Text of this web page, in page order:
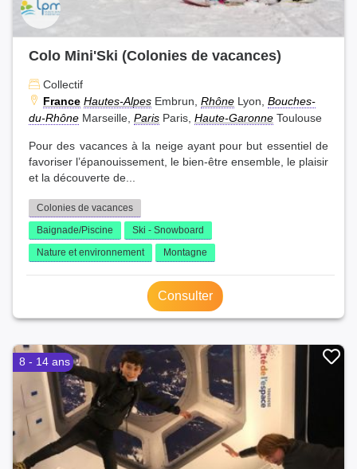
Colo Mini'Ski (Colonies de vacances)
Collectif
France Hautes-Alpes Embrun, Rhône Lyon, Bouches-
du-Rhône Marseille, Paris Paris, Haute-Garonne Toulouse
Pour des vacances à la neige ayant pour but essentiel de
favoriser l’épanouissement, le bien-être ensemble, le plaisir
et la découverte de...
Colonies de vacances
Baignade/Piscine
Ski - Snowboard
Nature et environnement
Montagne
Consulter
8 - 14 ans